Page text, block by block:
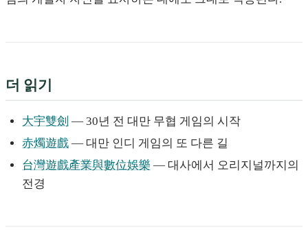
더 읽기
大宇雙劍 — 30년 전 대만 무협 게임의 시작
赤燭遊戲 — 대만 인디 게임의 또 다른 길
台灣遊戲產業與數位娛樂 — 대사에서 오리지널까지의
전경